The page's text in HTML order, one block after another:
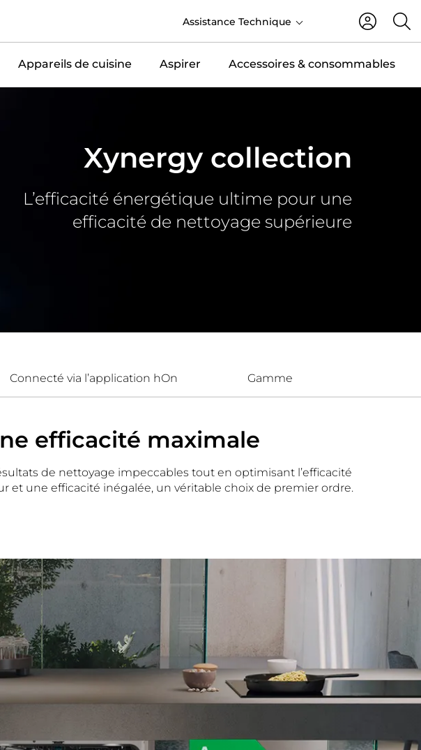
Assistance Technique
Appareils de cuisine Aspirer Accessoires & consommables
Xynergy collection
L’efficacité énergétique ultime pour une
efficacité de nettoyage supérieure
Connecté via l’application hOn Gamme
efficacité maximale
de nettoyage impeccables tout en optimisant l’efficacité
et une efficacité inégalée, un véritable choix de premier ordre.